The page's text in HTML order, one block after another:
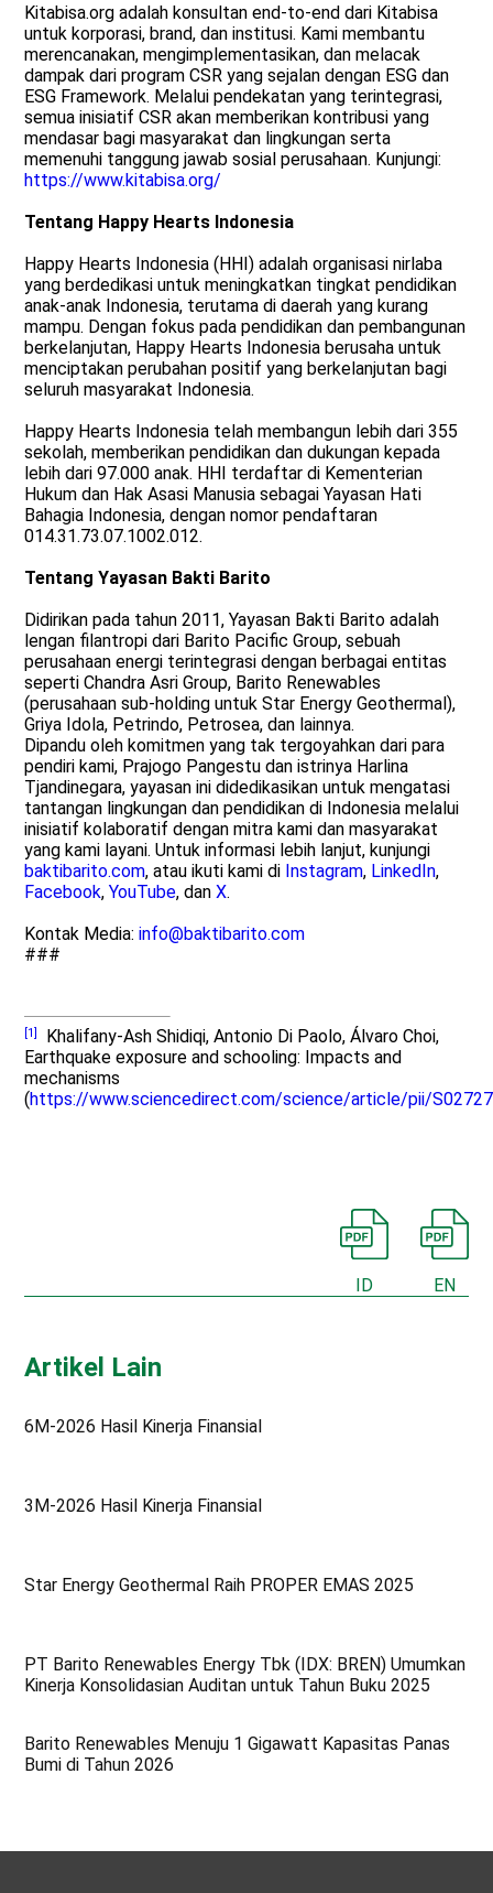
Kitabisa.org adalah konsultan end-to-end dari Kitabisa
untuk korporasi, brand, dan institusi. Kami membantu
merencanakan, mengimplementasikan, dan melacak
dampak dari program CSR yang sejalan dengan ESG dan
ESG Framework. Melalui pendekatan yang terintegrasi,
semua inisiatif CSR akan memberikan kontribusi yang
mendasar bagi masyarakat dan lingkungan serta
memenuhi tanggung jawab sosial perusahaan. Kunjungi:
https://www.kitabisa.org/
Tentang Happy Hearts Indonesia
Happy Hearts Indonesia (HHI) adalah organisasi nirlaba
yang berdedikasi untuk meningkatkan tingkat pendidikan
anak-anak Indonesia, terutama di daerah yang kurang
mampu. Dengan fokus pada pendidikan dan pembangunan
berkelanjutan, Happy Hearts Indonesia berusaha untuk
menciptakan perubahan positif yang berkelanjutan bagi
seluruh masyarakat Indonesia.
Happy Hearts Indonesia telah membangun lebih dari 355
sekolah, memberikan pendidikan dan dukungan kepada
lebih dari 97.000 anak. HHI terdaftar di Kementerian
Hukum dan Hak Asasi Manusia sebagai Yayasan Hati
Bahagia Indonesia, dengan nomor pendaftaran
014.31.73.07.1002.012.
Tentang Yayasan Bakti Barito
Didirikan pada tahun 2011, Yayasan Bakti Barito adalah
lengan filantropi dari Barito Pacific Group, sebuah
perusahaan energi terintegrasi dengan berbagai entitas
seperti Chandra Asri Group, Barito Renewables
(perusahaan sub-holding untuk Star Energy Geothermal),
Griya Idola, Petrindo, Petrosea, dan lainnya.
Dipandu oleh komitmen yang tak tergoyahkan dari para
pendiri kami, Prajogo Pangestu dan istrinya Harlina
Tjandinegara, yayasan ini didedikasikan untuk mengatasi
tantangan lingkungan dan pendidikan di Indonesia melalui
inisiatif kolaboratif dengan mitra kami dan masyarakat
yang kami layani. Untuk informasi lebih lanjut, kunjungi
baktibarito.com, atau ikuti kami di Instagram, LinkedIn,
Facebook,YouTube, danX.
Kontak Media:info@baktibarito.com
###
[1]
Khalifany-Ash Shidiqi, Antonio Di Paolo, Álvaro Choi,
Earthquake exposure and schooling: Impacts and
mechanisms
(https://www.sciencedirect.com/science/article/pii/
ID EN
Artikel Lain
6M-2026 Hasil Kinerja Finansial
3M-2026 Hasil Kinerja Finansial
Star Energy Geothermal Raih PROPER EMAS 2025
PT Barito Renewables Energy Tbk (IDX: BREN) Umumkan
Kinerja Konsolidasian Auditan untuk Tahun Buku 2025
Barito Renewables Menuju 1 Gigawatt Kapasitas Panas
Bumi di Tahun 2026